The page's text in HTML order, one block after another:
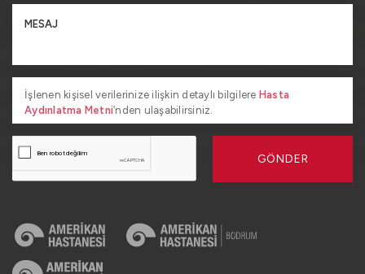
İşlenen kişisel verilerinize ilişkin detaylı bilgilere Hasta
Aydınlatma Metni’nden ulaşabilirsiniz.
GÖNDER